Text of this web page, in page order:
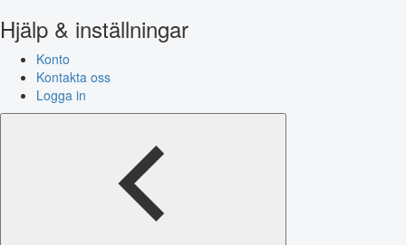
Hjälp & inställningar
Konto
Kontakta oss
Logga in